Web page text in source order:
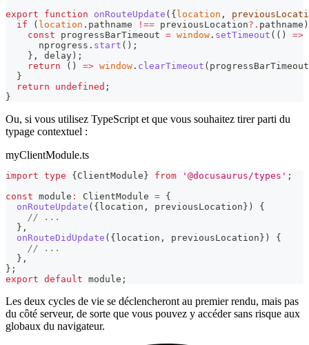
export
function onRouteUpdate ( { location ,
if
( location . pathname !== previousLocation?. pathname )
const progressBarTimeout = window . setTimeout ( ( )
=>
      nprogress
. start ( ) ;
} , delay ) ;
return
( ) => window . clearTimeout ( progressBarTimeout
}
return
undefined ;
}
Ou, si vous utilisez TypeScript et que vous souhaitez tirer parti du
typage contextuel :
myClientModule.ts
import type { ClientModule } from '@docusaurus/types' ;
const module : ClientModule = {
onRouteUpdate ( { location , previousLocation } )
{
// ...
} ,
onRouteDidUpdate ( { location , previousLocation } )
{
// ...
} ,
} ;
export default module ;
Les deux cycles de vie se déclencheront au premier rendu, mais pas
du côté serveur, de sorte que vous pouvez y accéder sans risque aux
globaux du navigateur.